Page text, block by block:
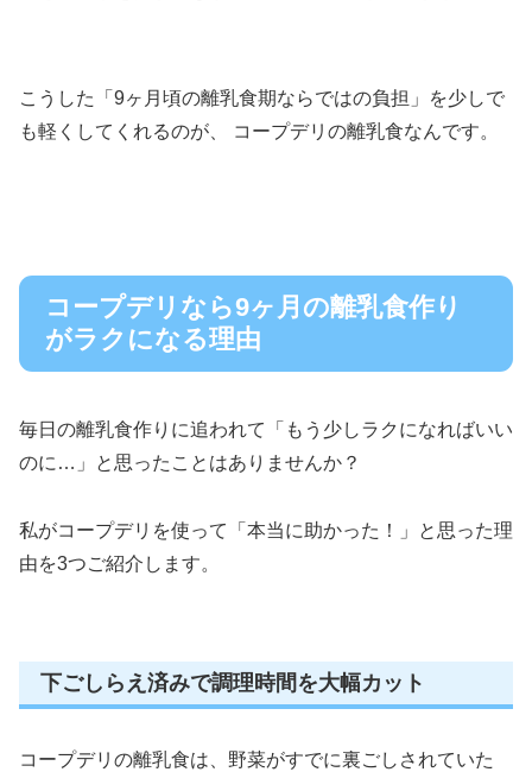
こうした「9ヶ月頃の離乳食期ならではの負担」を少しで
も軽くしてくれるのが、 コープデリの離乳食なんです。
コープデリなら9ヶ月の離乳食作り
がラクになる理由
毎日の離乳食作りに追われて「もう少しラクになればいい
のに…」と思ったことはありませんか？
私がコープデリを使って「本当に助かった！」と思った理
由を3つご紹介します。
下ごしらえ済みで調理時間を大幅カット
コープデリの離乳食は、野菜がすでに裏ごしされていた